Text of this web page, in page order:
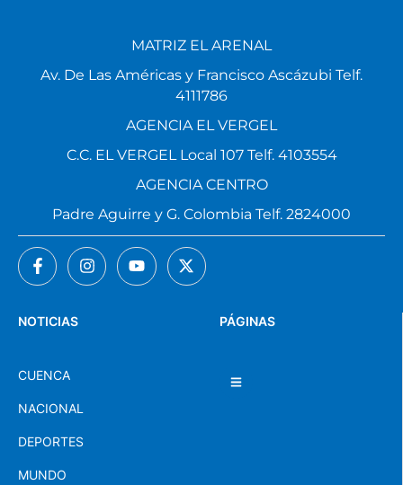
PÁGINAS
NOTICIAS
CUENCA
NACIONAL
DEPORTES
MUNDO
MATRIZ EL ARENAL
Av. De Las Américas y Francisco Ascázubi Telf.
4111786
AGENCIA EL VERGEL
C.C. EL VERGEL Local 107 Telf. 4103554
AGENCIA CENTRO
Padre Aguirre y G. Colombia Telf. 2824000